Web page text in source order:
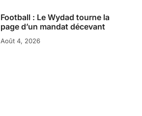
Football : Le Wydad tourne la
page d’un mandat décevant
Août 4, 2026